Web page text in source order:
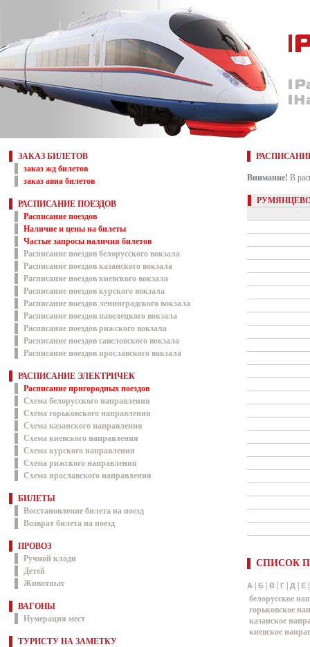
ЗАКАЗ БИЛЕТОВ
заказ жд билетов
заказ авиа билетов
РАСПИСАНИЕ ПОЕЗДОВ
Расписание поездов
Наличие и цены на билеты
Частые запросы наличия билетов
Расписание поездов белорусского вокзала
Расписание поездов казанского вокзала
Расписание поездов киевского вокзала
Расписание поездов курского вокзала
Расписание поездов ленинградского вокзала
Расписание поездов павелецкого вокзала
Расписание поездов рижского вокзала
Расписание поездов савеловского вокзала
Расписание поездов ярославского вокзала
РАСПИСАНИЕ ЭЛЕКТРИЧЕК
Расписание пригородных поездов
Схема белорусского направления
Схема горьковского направления
Схема казанского направления
Схема киевского направления
Схема курского направления
Схема рижского направления
Схема ярославского направления
БИЛЕТЫ
Восстановление билета на поезд
Возврат билета на поезд
ПРОВОЗ
Ручной клади
Детей
Животных
ВАГОНЫ
Нумерация мест
ТУРИСТУ НА ЗАМЕТКУ
Внимание! В
СПИСОК
А Б В Г Д Е
белорусское
горьковское
казанское
киевское